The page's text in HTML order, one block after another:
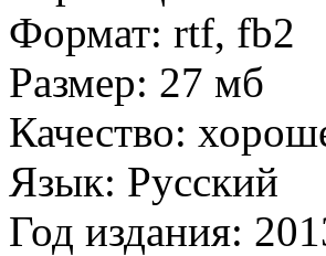
Формат: rtf, fb2
Размер: 27 мб
Качество:
Язык: Русский
Год издания: